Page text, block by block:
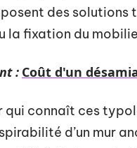
des solutions
la fixation du
: Coût d'un
qui connaît ces
d’un mur